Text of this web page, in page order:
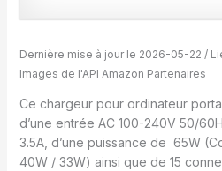
Dernière mise à jour le 2026-05-22 /
Images de l'API Amazon Partenaires
Ce chargeur pour ordinateur
d’une entrée AC 100-240V 50/
3.5A, d’une puissance de 65W
40W / 33W) ainsi que de 15